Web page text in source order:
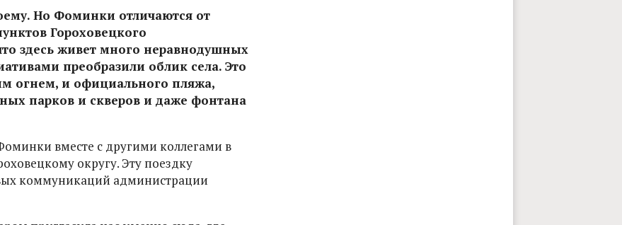
Но Фоминки отличаются от
Гороховецкого
здесь живет много неравнодушных
преобразили облик села. Это
огнем, и официального пляжа,
парков и скверов и даже фонтана
вместе с другими коллегами в
округу. Эту поездку
коммуникаций администрации